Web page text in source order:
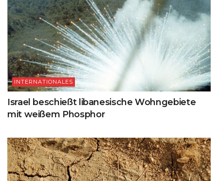
INTERNATIONALES
Israel beschießt libanesische Wohngebiete
mit weißem Phosphor